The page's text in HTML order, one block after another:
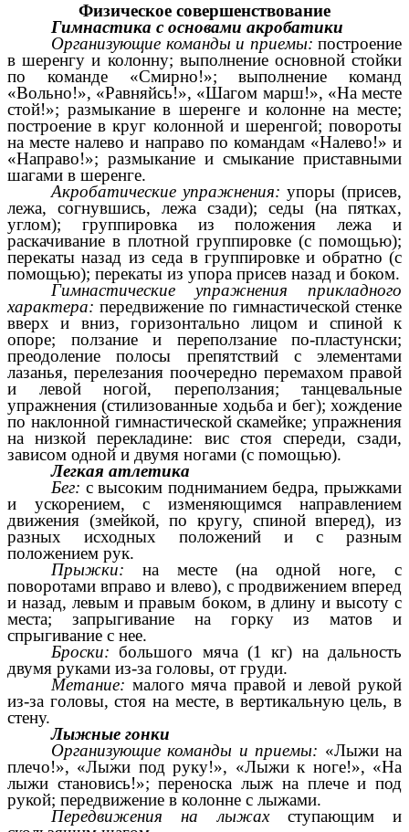
Физическое совершенствование
Гимнастика с основами акробатики
Организующие команды и приемы: построение
в шеренгу и колонну; выполнение основной стойки
по команде «Смирно!»; выполнение команд
«Вольно!», «Равняйсь!», «Шагом марш!», «На месте
стой!»; размыкание в шеренге и колонне на месте;
построение в круг колонной и шеренгой; повороты
на месте налево и направо по командам «Налево!» и
«Направо!»; размыкание и смыкание приставными
шагами в шеренге.
Акробатические упражнения: упоры (присев,
лежа, согнувшись, лежа сзади); седы (на пятках,
углом); группировка из положения лежа и
раскачивание в плотной группировке (с помощью);
перекаты назад из седа в группировке и обратно (с
помощью); перекаты из упора присев назад и боком.
Гимнастические упражнения прикладного
характера: передвижение по гимнастической стенке
вверх и вниз, горизонтально лицом и спиной к
опоре; ползание и переползание по-пластунски;
преодоление полосы препятствий с элементами
лазанья, перелезания поочередно перемахом правой
и левой ногой, переползания; танцевальные
упражнения (стилизованные ходьба и бег); хождение
по наклонной гимнастической скамейке; упражнения
на низкой перекладине: вис стоя спереди, сзади,
зависом одной и двумя ногами (с помощью).
Легкая атлетика
Бег: с высоким подниманием бедра, прыжками
и ускорением, с изменяющимся направлением
движения (змейкой, по кругу, спиной вперед), из
разных исходных положений и с разным
положением рук.
Прыжки: на месте (на одной ноге, с
поворотами вправо и влево), с продвижением вперед
и назад, левым и правым боком, в длину и высоту с
места; запрыгивание на горку из матов и
спрыгивание с нее.
Броски: большого мяча (1 кг) на дальность
двумя руками из-за головы, от груди.
Метание: малого мяча правой и левой рукой
из-за головы, стоя на месте, в вертикальную цель, в
стену.
Лыжные гонки
Организующие команды и приемы: «Лыжи на
плечо!», «Лыжи под руку!», «Лыжи к ноге!», «На
лыжи становись!»; переноска лыж на плече и под
рукой; передвижение в колонне с лыжами.
Передвижения на лыжахступающим и